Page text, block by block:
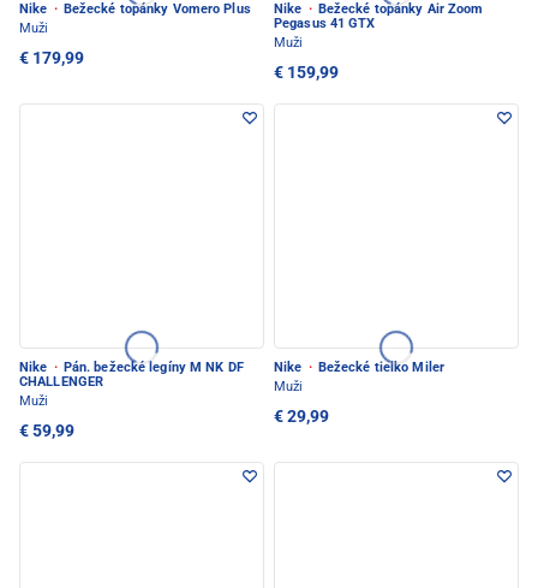
Nike · Bežecké topánky Vomero Plus
Muži
€ 179,99
Nike · Bežecké topánky Air Zoom
Pegasus 41 GTX
Muži
€ 159,99
Nike · Pán. bežecké legíny M NK DF
CHALLENGER
Muži
€ 59,99
Nike · Bežecké tielko Miler
Muži
€ 29,99